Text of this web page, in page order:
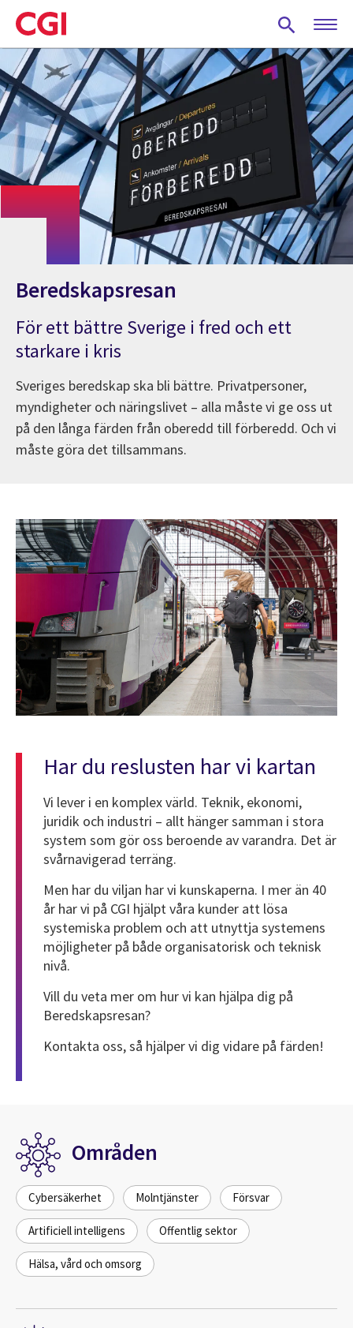
Skip
to
main
content
Beredskapsresan
För ett bättre Sverige i fred och ett
starkare i kris
Sveriges beredskap ska bli bättre. Privatpersoner,
myndigheter och näringslivet – alla måste vi ge oss ut
på den långa färden från oberedd till förberedd. Och vi
måste göra det tillsammans.
Har du reslusten har vi kartan
Vi lever i en komplex värld. Teknik, ekonomi,
juridik och industri – allt hänger samman i stora
system som gör oss beroende av varandra. Det är
svårnavigerad terräng.
Men har du viljan har vi kunskaperna. I mer än 40
år har vi på CGI hjälpt våra kunder att lösa
systemiska problem och att utnyttja systemens
möjligheter på både organisatorisk och teknisk
nivå.
Vill du veta mer om hur vi kan hjälpa dig på
Beredskapsresan?
Kontakta oss, så hjälper vi dig vidare på färden!
Områden
Cybersäkerhet Molntjänster Försvar
Artificiell intelligens Offentlig sektor
Hälsa, vård och omsorg